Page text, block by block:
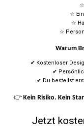
☆
☆
☆
Warum
✔ Kostenloser
✔
✔ Du bestellst
👉 Kein Risiko. Kein
Jetzt